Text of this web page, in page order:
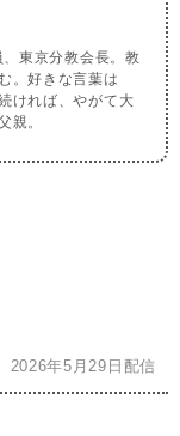
東京分教会長。教
。好きな言葉は
ければ、やがて大
親。
2026年5月29日配信